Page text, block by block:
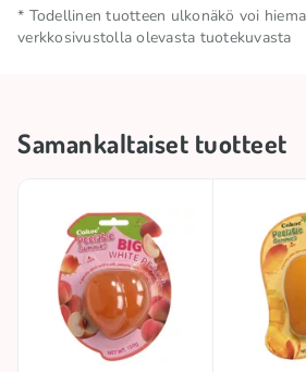
Nettomäärä 0.15 KG
Kokoelma 🥢
Alkuperämaa
Tuotemerkki COKOC
PEELABLE
* Todellinen tuotteen ulkonäkö voi
verkkosivustolla olevasta tuotekuvasta
Samankaltaiset tuotteet